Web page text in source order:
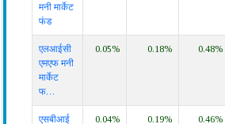
मनी मार्केट
फंड
एलआईसी
एमएफ मनी
मार्केट
फ…
0.05% 0.18% 0.48%
एसबीआई
0.04% 0.19% 0.46%